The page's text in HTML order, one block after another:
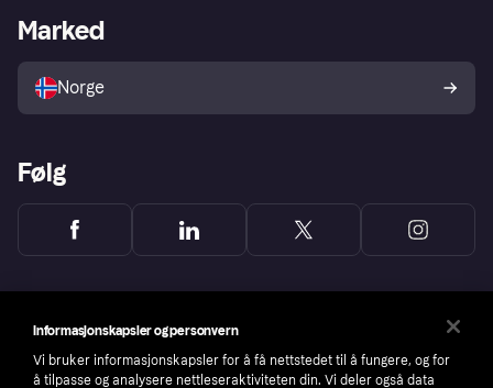
Utforsk butikker
Merchant portal
Marked
Norge
Følg
Informasjonskapsler og personvern
Vi bruker informasjonskapsler for å få nettstedet til å fungere, og for
å tilpasse og analysere nettleseraktiviteten din. Vi deler også data